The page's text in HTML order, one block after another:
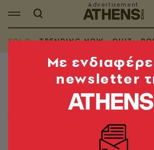
YOLO TRENDING NOW QUIZ
Τα YOLO της Κυριακής
Όσα μας έφτιαξαν τη διάθεση στο
Λίνα Μανδράκου
Mε
newsletter